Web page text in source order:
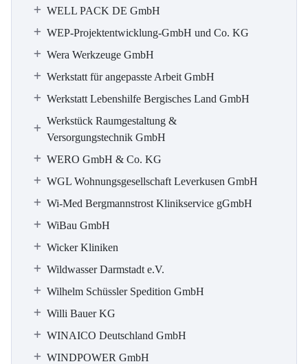
WELL PACK DE GmbH
WEP-Projektentwicklung-GmbH und Co. KG
Wera Werkzeuge GmbH
Werkstatt für angepasste Arbeit GmbH
Werkstatt Lebenshilfe Bergisches Land GmbH
Werkstück Raumgestaltung &
Versorgungstechnik GmbH
WERO GmbH & Co. KG
WGL Wohnungsgesellschaft Leverkusen GmbH
Wi-Med Bergmannstrost Klinikservice gGmbH
WiBau GmbH
Wicker Kliniken
Wildwasser Darmstadt e.V.
Wilhelm Schüssler Spedition GmbH
Willi Bauer KG
WINAICO Deutschland GmbH
WINDPOWER GmbH